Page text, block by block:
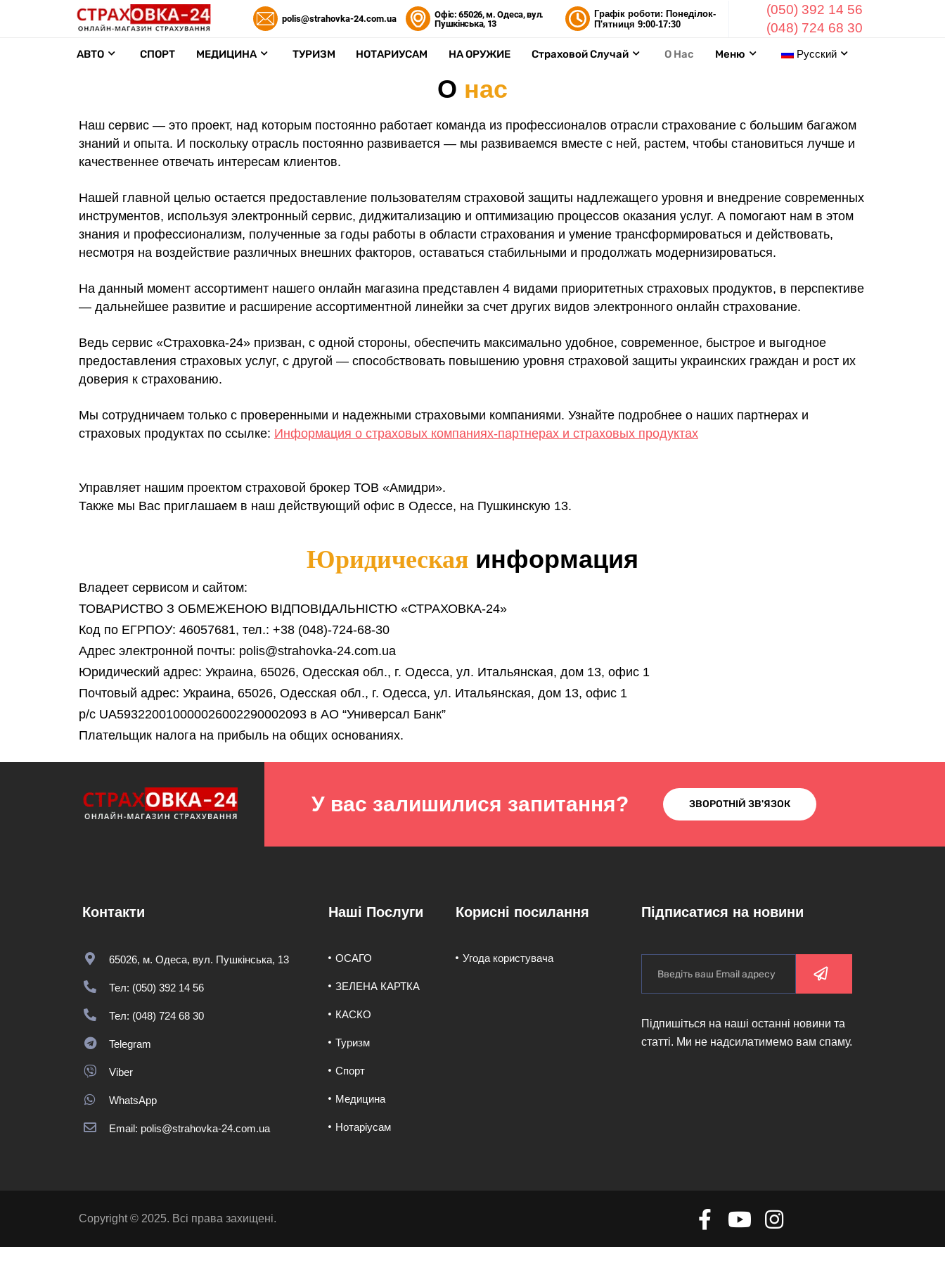
polis@strahovka-24.com.ua
Офіс: 65026, м. Одеса, вул.
Пушкінська, 13
Графік роботи: Понеділок-
П'ятниця 9:00-17:30
(050) 392 14 56
(048) 724 68 30
АВТО СПОРТ МЕДИЦИНА ТУРИЗМ НОТАРИУСАМ НА ОРУЖИЕ Страховой Случай О Нас Меню Русский
О нас
Наш сервис — это проект, над которым постоянно работает команда из профессионалов отрасли страхование с большим багажом
знаний и опыта. И поскольку отрасль постоянно развивается — мы развиваемся вместе с ней, растем, чтобы становиться лучше и
качественнее отвечать интересам клиентов.
Нашей главной целью остается предоставление пользователям страховой защиты надлежащего уровня и внедрение современных
инструментов, используя электронный сервис, диджитализацию и оптимизацию процессов оказания услуг. А помогают нам в этом
знания и профессионализм, полученные за годы работы в области страхования и умение трансформироваться и действовать,
несмотря на воздействие различных внешних факторов, оставаться стабильными и продолжать модернизироваться.
На данный момент ассортимент нашего онлайн магазина представлен 4 видами приоритетных страховых продуктов, в перспективе
— дальнейшее развитие и расширение ассортиментной линейки за счет других видов электронного онлайн страхование.
Ведь сервис «Страховка-24» призван, с одной стороны, обеспечить максимально удобное, современное, быстрое и выгодное
предоставления страховых услуг, с другой — способствовать повышению уровня страховой защиты украинских граждан и рост их
доверия к страхованию.
Мы сотрудничаем только с проверенными и надежными страховыми компаниями. Узнайте подробнее о наших партнерах и
страховых продуктах по ссылке: Информация о страховых компаниях-партнерах и страховых продуктах
Управляет нашим проектом страховой брокер ТОВ «Амидри».
Также мы Вас приглашаем в наш действующий офис в Одессе, на Пушкинскую 13.
Юридическая информация
Владеет сервисом и сайтом:
ТОВАРИСТВО З ОБМЕЖЕНОЮ ВІДПОВІДАЛЬНІСТЮ «СТРАХОВКА-24»
Код по ЕГРПОУ: 46057681, тел.: +38 (048)-724-68-30
Адрес электронной почты: polis@strahovka-24.com.ua
Юридический адрес: Украина, 65026, Одесская обл., г. Одесса, ул. Итальянская, дом 13, офис 1
Почтовый адрес: Украина, 65026, Одесская обл., г. Одесса, ул. Итальянская, дом 13, офис 1
р/с UA593220010000026002290002093 в АО “Универсал Банк”
Плательщик налога на прибыль на общих основаниях.
У вас залишилися запитання? ЗВОРОТНІЙ ЗВ'ЯЗОК
Контакти
65026, м. Одеса, вул. Пушкінська, 13
Тел: (050) 392 14 56
Тел: (048) 724 68 30
Telegram
Viber
WhatsApp
Email: polis@strahovka-24.com.ua
Наші Послуги
ОСАГО
ЗЕЛЕНА КАРТКА
КАСКО
Туризм
Спорт
Медицина
Нотаріусам
Корисні посилання
Угода користувача
Підписатися на новини
Підпишіться на наші останні новини та
статті. Ми не надсилатимемо вам спаму.
Copyright © 2025. Всі права захищені.